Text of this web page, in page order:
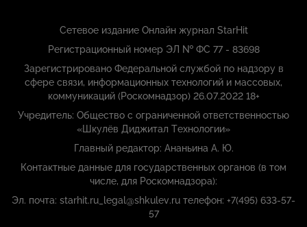
Сетевое издание Онлайн журнал StarHit
Регистрационный номер ЭЛ № ФС 77 - 83698
Зарегистрировано Федеральной службой по надзору в
сфере связи, информационных технологий и массовых,
коммуникаций (Роскомнадзор) 26.07.2022 18+
Учредитель: Общество с ограниченной ответственностью
«Шкулёв Диджитал Технологии»
Главный редактор: Ананьина А. Ю.
Контактные данные для государственных органов (в том
числе, для Роскомнадзора):
Эл. почта: starhit.ru_legal@shkulev.ru телефон: +7(495) 633-57-
57